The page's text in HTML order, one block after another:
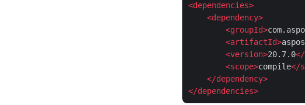
<dependencies>
<dependency>
<groupId>
<artifactId>
<version>20.7.0</
<scope>compile</
</dependency>
</dependencies>